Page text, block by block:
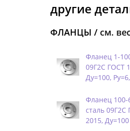
другие
ФЛАНЦЫ / см.
Фланец 1-
09Г2С ГОСТ
Ду=100,
Фланец 100-
сталь 09Г2С
2015, Ду=100